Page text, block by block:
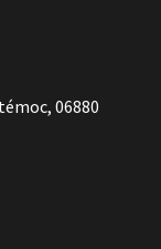
06880